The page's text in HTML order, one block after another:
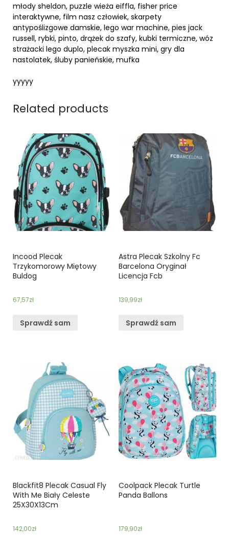
młody sheldon, puzzle wieża eiffla, fisher price
interaktywne, film nasz człowiek, skarpety
antypoślizgowe damskie, lego war machine, pies jack
russell, rybki, pinto, drążek do szafy, kubki termiczne, wóz
strażacki lego duplo, plecak myszka mini, gry dla
nastolatek, śluby panieńskie, mufka
yyyyy
Related products
Incood Plecak
Trzykomorowy Miętowy
Buldog
67,57zł
Sprawdź sam
Astra Plecak Szkolny Fc
Barcelona Oryginał
Licencja Fcb
139,99zł
Sprawdź sam
Blackfit8 Plecak Casual Fly
With Me Biały Celeste
25X30X13Cm
142,00zł
Coolpack Plecak Turtle
Panda Ballons
179,90zł